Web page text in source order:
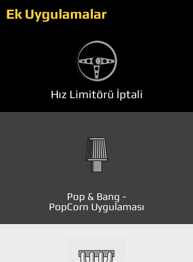
Ek Uygulamalar
Hız Limitörü İptali
Pop & Bang -
PopCorn Uygulaması